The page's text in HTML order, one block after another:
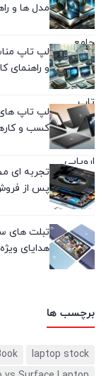
مدل ها و
لپ تاپ
و راهنمای
کسب و
تجربه‌ ای
پس از
تبلت های
هدایای
برچسب ها
laptop stock